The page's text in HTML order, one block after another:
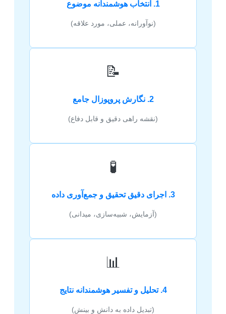
1. انتخاب هوشمندانه موضوع
(نوآورانه، عملی، مورد علاقه)
📝
2. نگارش پروپوزال جامع
(نقشه راهی دقیق و قابل دفاع)
🧪
3. اجرای دقیق تحقیق و جمع‌آوری داده
(آزمایش، شبیه‌سازی، میدانی)
📊
4. تحلیل و تفسیر هوشمندانه نتایج
(تبدیل داده به دانش و بینش)